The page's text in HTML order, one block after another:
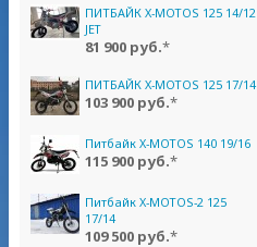
ПИТБАЙК X-MOTOS 125 14/12
JET
81 900 руб.*
ПИТБАЙК X-MOTOS 125 17/14
103 900 руб.*
Питбайк X-MOTOS 140 19/16
115 900 руб.*
Питбайк X-MOTOS-2 125
17/14
109 500 руб.*